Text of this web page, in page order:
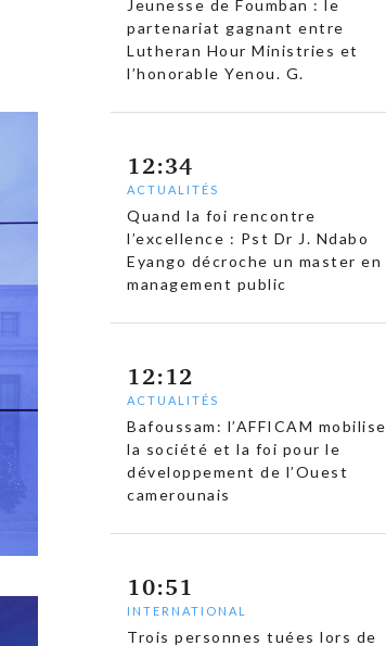
Jeunesse de Foumban : le
partenariat gagnant entre
Lutheran Hour Ministries et
l’honorable Yenou. G.
12:34
ACTUALITÉS
Quand la foi rencontre
l’excellence : Pst Dr J. Ndabo
Eyango décroche un master en
management public
12:12
ACTUALITÉS
Bafoussam: l’AFFICAM mobilise
la société et la foi pour le
développement de l’Ouest
camerounais
10:51
INTERNATIONAL
Trois personnes tuées lors de